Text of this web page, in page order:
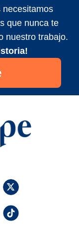
necesitamos
que nunca te
nuestro trabajo.